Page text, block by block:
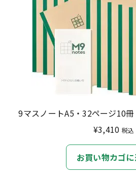
9マスノートA5・32ページ10冊
¥3,410 税込
お買い物カゴ